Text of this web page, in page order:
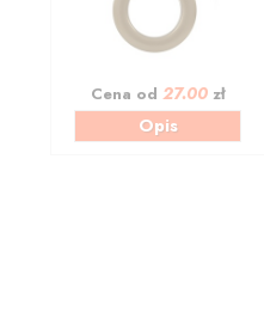
Cena od 27.00zł
Opis